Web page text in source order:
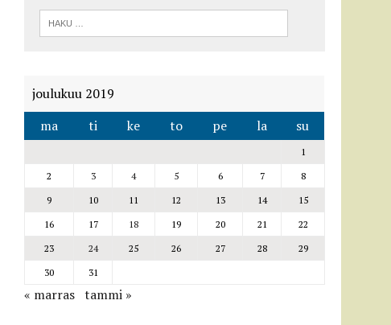
joulukuu 2019
ma
ti ke to pe la su
1
2
3 4 5 6 7
8
9
10 11 12 13 14
15
16
17 18 19 20 21
22
23
24 25 26 27 28
29
30
31
« marras tammi »